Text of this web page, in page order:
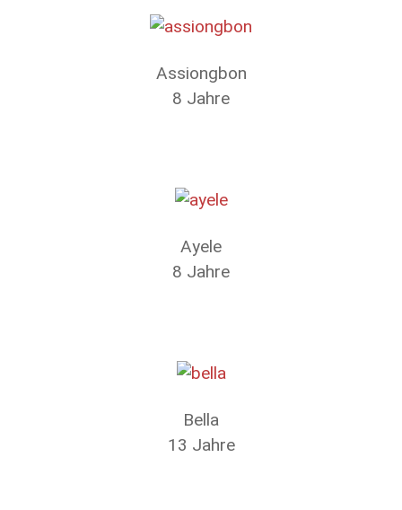
Assiongbon
8 Jahre
Ayele
8 Jahre
Bella
13 Jahre